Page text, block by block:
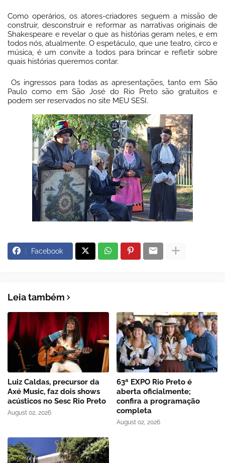
Como operários, os atores-criadores seguem a missão de
construir, desconstruir e reformar as narrativas originais de
Shakespeare e revelar o que as histórias geram neles, e em
todos nós, atualmente. O espetáculo, que une teatro, circo e
música, é um convite a todos para brincar e refletir sobre
quais histórias queremos contar.
Os ingressos para todas as apresentações, tanto em São
Paulo como em São José do Rio Preto são gratuitos e
podem ser reservados no site MEU SESI.
Facebook
Leia também
Luiz Caldas, precursor da
Axé Music, faz dois shows
acústicos no Sesc Rio Preto
August 02, 2026
63ª EXPO Rio Preto é
aberta oficialmente;
confira a programação
completa
August 02, 2026